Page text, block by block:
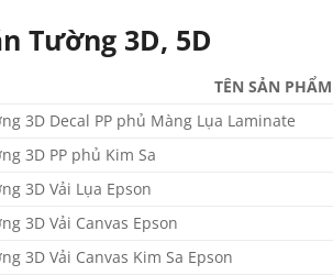
Tường 3D, 5D
TÊN SẢN PHẨM
3D Decal PP phủ Màng Lụa Laminate
3D PP phủ Kim Sa
3D Vải Lụa Epson
3D Vải Canvas Epson
3D Vải Canvas Kim Sa Epson